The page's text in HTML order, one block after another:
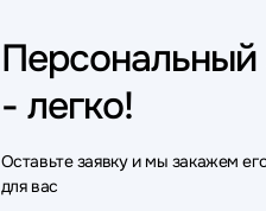
Персональный
- легко!
Оставьте заявку и мы закажем
для вас